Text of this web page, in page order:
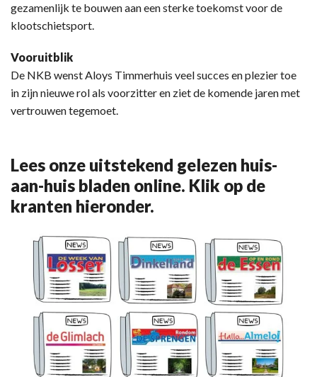
gezamenlijk te bouwen aan een sterke toekomst voor de
klootschietsport.
Vooruitblik
De NKB wenst Aloys Timmerhuis veel succes en plezier toe
in zijn nieuwe rol als voorzitter en ziet de komende jaren met
vertrouwen tegemoet.
Lees onze uitstekend gelezen huis-
aan-huis bladen online. Klik op de
kranten hieronder.